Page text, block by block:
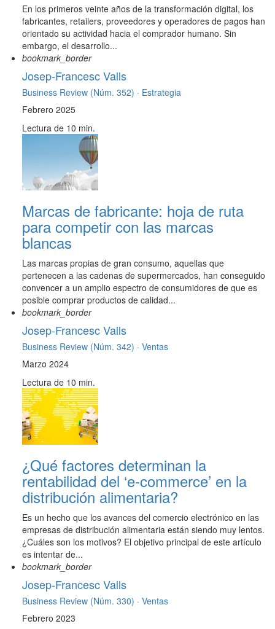
En los primeros veinte años de la transformación digital, los
fabricantes, retailers, proveedores y operadores de pagos han
orientado su actividad hacia el comprador humano. Sin
embargo, el desarrollo...
bookmark_border
Josep-Francesc Valls
Business Review (Núm. 352) · Estrategia
Febrero 2025
Lectura de 10 min.
Marcas de fabricante: hoja de ruta
para competir con las marcas
blancas
Las marcas propias de gran consumo, aquellas que
pertenecen a las cadenas de supermercados, han conseguido
convencer a un amplio espectro de consumidores de que es
posible comprar productos de calidad...
bookmark_border
Josep-Francesc Valls
Business Review (Núm. 342) · Ventas
Marzo 2024
Lectura de 10 min.
¿Qué factores determinan la
rentabilidad del ‘e-commerce’ en la
distribución alimentaria?
Es un hecho que los avances del comercio electrónico en las
empresas de distribución alimentaria están siendo muy lentos.
¿Cuáles son los motivos? El objetivo principal de este artículo
es intentar de...
bookmark_border
Josep-Francesc Valls
Business Review (Núm. 330) · Ventas
Febrero 2023